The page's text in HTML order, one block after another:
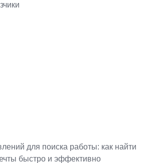
для поиска работы: как найти
быстро и эффективно